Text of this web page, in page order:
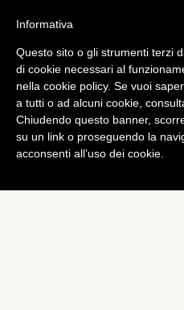
Mobile
Nexus
di Google per
smartphone
diLuigi Sirito
Informativa
Questo sito o gli strumenti terzi
di cookie necessari al
nella cookie policy. Se vuoi
a tutti o ad alcuni cookie,
Chiudendo questo banner,
su un link o proseguendo la
acconsenti all’uso dei cookie.